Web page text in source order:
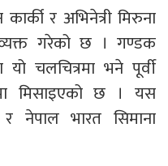
र अभिनेत्री मिरुना
गरेको छ । गण्डक
यो चलचित्रमा भने पूर्वी
मिसाइएको छ । यस
नेपाल भारत सिमाना